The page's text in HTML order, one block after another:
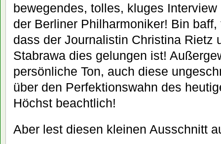
bewegendes, tolles, kluges
der Berliner Philharmoniker! Bin
dass der Journalistin Christina Rietz
Stabrawa dies gelungen ist!
persönliche Ton, auch diese
über den Perfektionswahn des
Höchst beachtlich!
Aber lest diesen kleinen Ausschnitt